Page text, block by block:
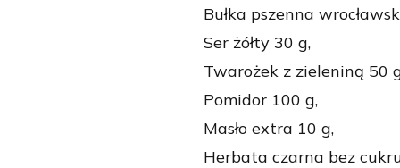
Bułka pszenna
Ser żółty 30 g,
Twarożek z zieleniną 50
Pomidor 100 g,
Masło extra 10 g,
Herbata czarna bez